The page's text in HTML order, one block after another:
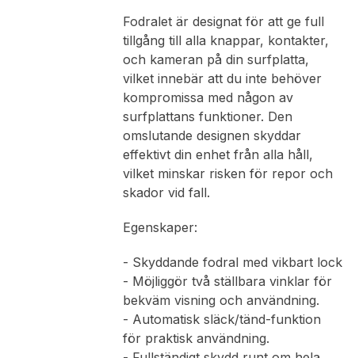
Fodralet är designat för att ge full
tillgång till alla knappar, kontakter,
och kameran på din surfplatta,
vilket innebär att du inte behöver
kompromissa med någon av
surfplattans funktioner. Den
omslutande designen skyddar
effektivt din enhet från alla håll,
vilket minskar risken för repor och
skador vid fall.
Egenskaper:
- Skyddande fodral med vikbart lock
- Möjliggör två ställbara vinklar för
bekväm visning och användning.
- Automatisk släck/tänd-funktion
för praktisk användning.